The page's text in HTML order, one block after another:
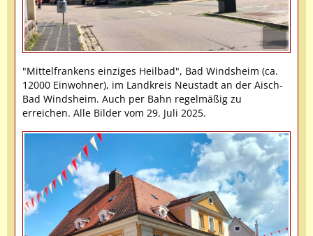
"Mittelfrankens einziges Heilbad", Bad Windsheim (ca.
12000 Einwohner), im Landkreis Neustadt an der Aisch-
Bad Windsheim. Auch per Bahn regelmäßig zu
erreichen. Alle Bilder vom 29. Juli 2025.